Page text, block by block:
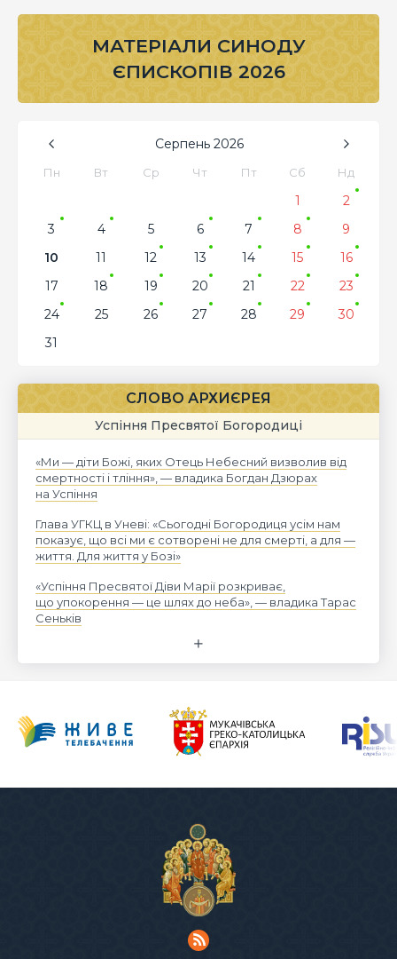
МАТЕРІАЛИ СИНОДУ
ЄПИСКОПІВ 2026
Серпень 2026
Пн Вт Ср Чт Пт Сб Нд
1
2
3
4 5 6 7 8
9
10
11 12 13 14 15
16
17
18 19 20 21 22
23
24
25 26 27 28 29
30
31
СЛОВО АРХИЄРЕЯ
Успіння Пресвятої Богородиці
«Ми — діти Божі, яких Отець Небесний визволив від
смертності і тління», — владика Богдан Дзюрах
на Успіння
Глава УГКЦ в Уневі: «Сьогодні Богородиця усім нам
показує, що всі ми є сотворені не для смерті, а для —
життя. Для життя у Бозі»
«Успіння Пресвятої Діви Марії розкриває,
що упокорення — це шлях до неба», — владика Тарас
Сеньків